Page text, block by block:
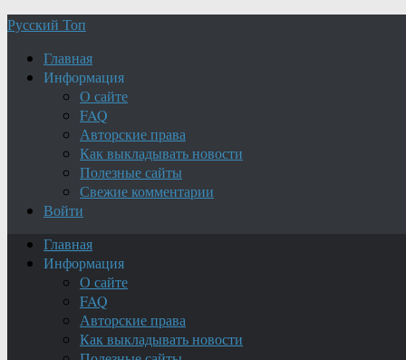
Русский Топ
Главная
Информация
О сайте
FAQ
Авторские права
Как выкладывать новости
Полезные сайты
Свежие комментарии
Войти
Главная
Информация
О сайте
FAQ
Авторские права
Как выкладывать новости